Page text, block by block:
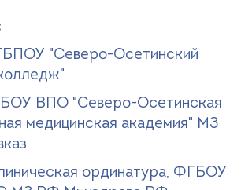
прием"Северо-Осетинский
ВПО "Северо-Осетинская
медицинская академия" МЗ
ординатура, ФГБОУ